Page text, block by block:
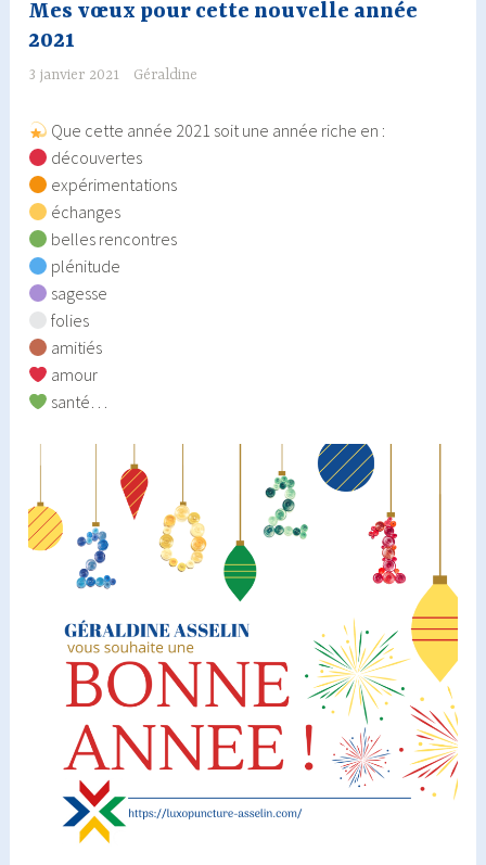
Mes vœux pour cette nouvelle année
2021
3 janvier 2021 Géraldine
Que cette année 2021 soit une année riche en :
découvertes
expérimentations
échanges
belles rencontres
plénitude
sagesse
folies
amitiés
amour
santé…